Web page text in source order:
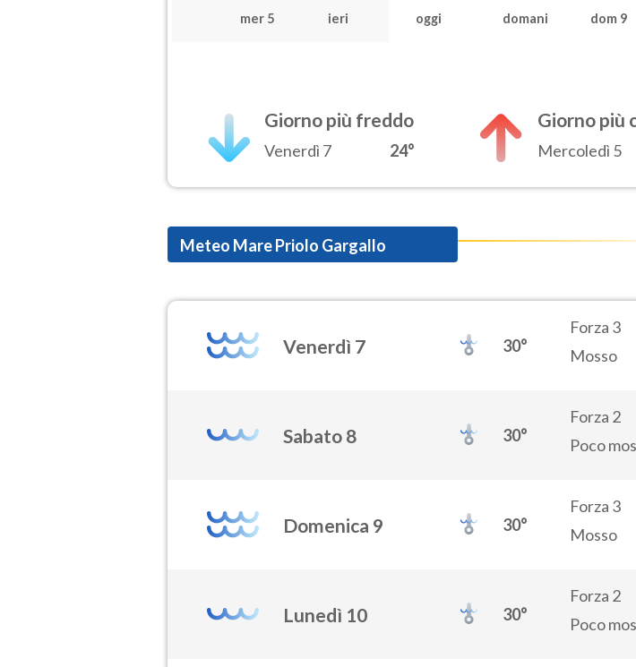
mer 5 ieri oggi domani dom 9
Giorno più freddo
Venerdì 7 24°
Giorno più
Mercoledì 5
Meteo Mare Priolo Gargallo
Venerdì 7 30°
Forza 3
Mosso
Sabato 8 30°
Forza 2
Poco
Domenica 9 30°
Forza 3
Mosso
Lunedì 10 30°
Forza 2
Poco